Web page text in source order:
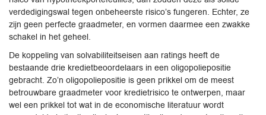
verdedigingswal tegen onbeheerste risico’s fungeren. Echter, ze
zijn geen perfecte graadmeter, en vormen daarmee een zwakke
schakel in het geheel.
De koppeling van solvabiliteitseisen aan ratings heeft de
bestaande drie kredietbeoordelaars in een oligopoliepositie
gebracht. Zo’n oligopoliepositie is geen prikkel om de meest
betrouwbare graadmeter voor kredietrisico te ontwerpen, maar
wel een prikkel tot wat in de economische literatuur wordt